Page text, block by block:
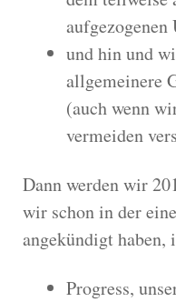
und hin und
allgemeinere
(auch wenn
vermeiden
Dann werden wir
wir schon in der
angekündigt haben,
Progress,